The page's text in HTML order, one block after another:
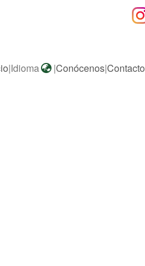
|Idioma |Conócenos|Contacto